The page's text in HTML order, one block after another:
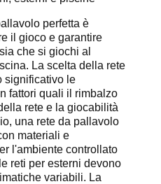
perfetta è
il gioco e garantire
che si giochi al
La scelta della rete
significativo le
fattori quali il rimbalzo
rete e la giocabilità
una rete da pallavolo
materiali e
l'ambiente controllato
reti per esterni devono
variabili. La